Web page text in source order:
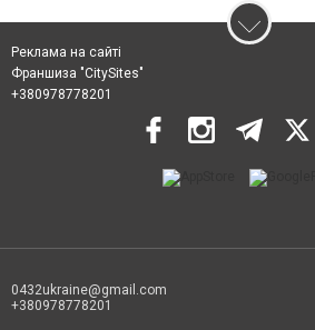
Реклама на сайті
Франшиза "CitySites"
+380978778201
0432ukraine@gmail.com
+380978778201